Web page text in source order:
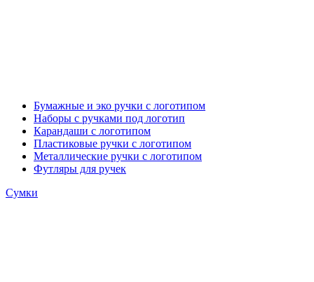
Бумажные и эко ручки с логотипом
Наборы с ручками под логотип
Карандаши с логотипом
Пластиковые ручки с логотипом
Металлические ручки с логотипом
Футляры для ручек
Сумки